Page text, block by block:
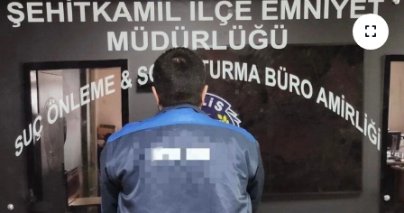
Haberler
Kültür Sanat
Magazin
Müzik
Piyasa
Haber Arşivi